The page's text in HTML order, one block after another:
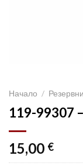
Начало /
119-99307
15,00 €